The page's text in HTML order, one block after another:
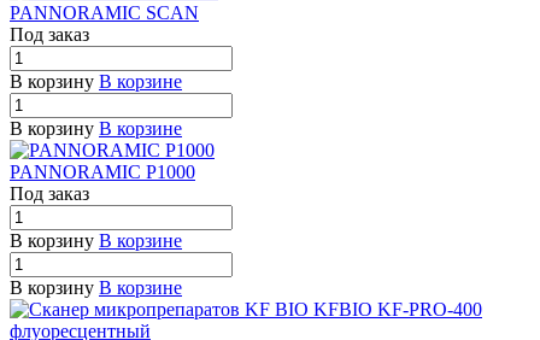
PANNORAMIC SCAN
Под заказ
В корзину В корзине
В корзину В корзине
PANNORAMIC P1000
Под заказ
В корзину В корзине
В корзину В корзине